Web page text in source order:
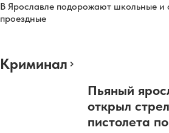
В Ярославле подорожают школьные и
проездные
Криминал
Пьяный
открыл
пистолета